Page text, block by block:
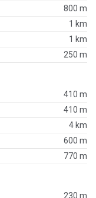
800 m
1 km
1 km
250 m
410 m
410 m
4 km
600 m
770 m
230 m